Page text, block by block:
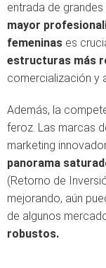
entrada de
mayor
femeninas es
estructuras más
comercialización y
Además, la
feroz. Las marcas
marketing
panorama
(Retorno de
mejorando, aún
de algunos
robustos.